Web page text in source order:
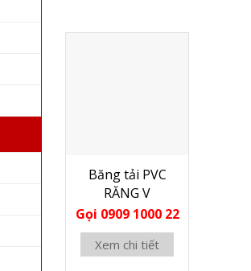
Băng tải PVC
RĂNG V
Gọi 0909 1000 22
Xem chi tiết